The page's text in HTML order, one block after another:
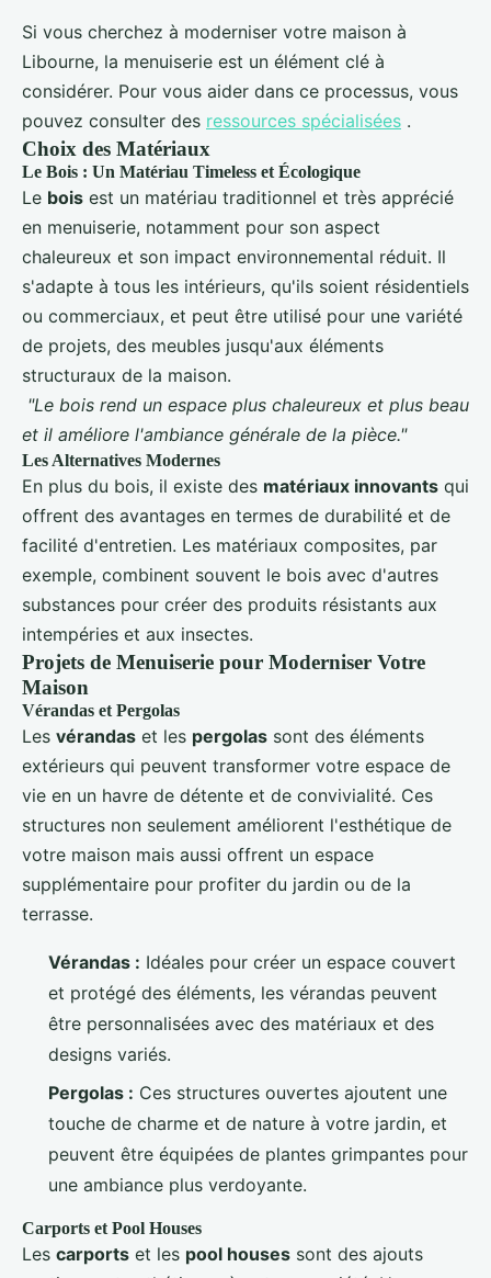
Si vous cherchez à moderniser votre maison à
Libourne, la menuiserie est un élément clé à
considérer. Pour vous aider dans ce processus, vous
pouvez consulter des ressources spécialisées .
Choix des Matériaux
Le Bois : Un Matériau Timeless et Écologique
Le bois est un matériau traditionnel et très apprécié
en menuiserie, notamment pour son aspect
chaleureux et son impact environnemental réduit. Il
s'adapte à tous les intérieurs, qu'ils soient résidentiels
ou commerciaux, et peut être utilisé pour une variété
de projets, des meubles jusqu'aux éléments
structuraux de la maison.
"Le bois rend un espace plus chaleureux et plus beau
et il améliore l'ambiance générale de la pièce."
Les Alternatives Modernes
En plus du bois, il existe des matériaux innovants qui
offrent des avantages en termes de durabilité et de
facilité d'entretien. Les matériaux composites, par
exemple, combinent souvent le bois avec d'autres
substances pour créer des produits résistants aux
intempéries et aux insectes.
Projets de Menuiserie pour Moderniser Votre
Maison
Vérandas et Pergolas
Les vérandas et les pergolas sont des éléments
extérieurs qui peuvent transformer votre espace de
vie en un havre de détente et de convivialité. Ces
structures non seulement améliorent l'esthétique de
votre maison mais aussi offrent un espace
supplémentaire pour profiter du jardin ou de la
terrasse.
Vérandas : Idéales pour créer un espace couvert
et protégé des éléments, les vérandas peuvent
être personnalisées avec des matériaux et des
designs variés.
Pergolas : Ces structures ouvertes ajoutent une
touche de charme et de nature à votre jardin, et
peuvent être équipées de plantes grimpantes pour
une ambiance plus verdoyante.
Carports et Pool Houses
Les carports et les pool houses sont des ajouts